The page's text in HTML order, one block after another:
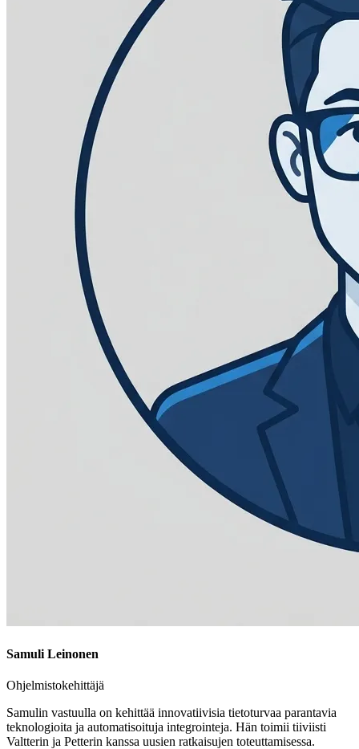
Samuli Leinonen
Ohjelmistokehittäjä
Samulin vastuulla on kehittää innovatiivisia tietoturvaa parantavia
teknologioita ja automatisoituja integrointeja. Hän toimii tiiviisti
Valtterin ja Petterin kanssa uusien ratkaisujen toteuttamisessa.